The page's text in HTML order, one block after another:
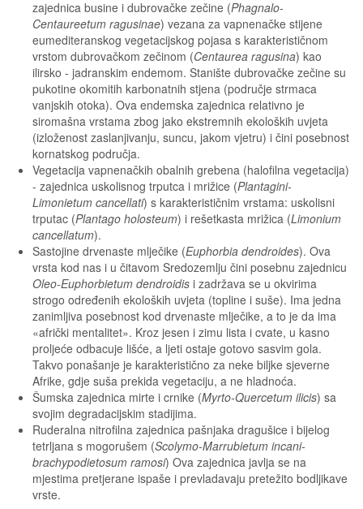
zajednica busine i dubrovačke zečine (Phagnalo-
Centaureetum ragusinae) vezana za vapnenačke stijene
eumediteranskog vegetacijskog pojasa s karakterističnom
vrstom dubrovačkom zečinom (Centaurea ragusina) kao
ilirsko - jadranskim endemom. Stanište dubrovačke zečine su
pukotine okomitih karbonatnih stjena (područje strmaca
vanjskih otoka). Ova endemska zajednica relativno je
siromašna vrstama zbog jako ekstremnih ekoloških uvjeta
(izloženost zaslanjivanju, suncu, jakom vjetru) i čini posebnost
kornatskog područja.
Vegetacija vapnenačkih obalnih grebena (halofilna vegetacija)
- zajednica uskolisnog trputca i mrižice (Plantagini-
Limonietum cancellati) s karakterističnim vrstama: uskolisni
trputac (Plantago holosteum) i rešetkasta mrižica (Limonium
cancellatum).
Sastojine drvenaste mlječike (Euphorbia dendroides). Ova
vrsta kod nas i u čitavom Sredozemlju čini posebnu zajednicu
Oleo-Euphorbietum dendroidis i zadržava se u okvirima
strogo određenih ekoloških uvjeta (topline i suše). Ima jedna
zanimljiva posebnost kod drvenaste mlječike, a to je da ima
«afrički mentalitet». Kroz jesen i zimu lista i cvate, u kasno
proljeće odbacuje lišće, a ljeti ostaje gotovo sasvim gola.
Takvo ponašanje je karakteristično za neke biljke sjeverne
Afrike, gdje suša prekida vegetaciju, a ne hladnoća.
Šumska zajednica mirte i crnike (Myrto-Quercetum ilicis) sa
svojim degradacijskim stadijima.
Ruderalna nitrofilna zajednica pašnjaka dragušice i bijelog
tetrljana s mogorušem (Scolymo-Marrubietum incani-
brachypodietosum ramosi) Ova zajednica javlja se na
mjestima pretjerane ispaše i prevladavaju pretežito bodljikave
vrste.